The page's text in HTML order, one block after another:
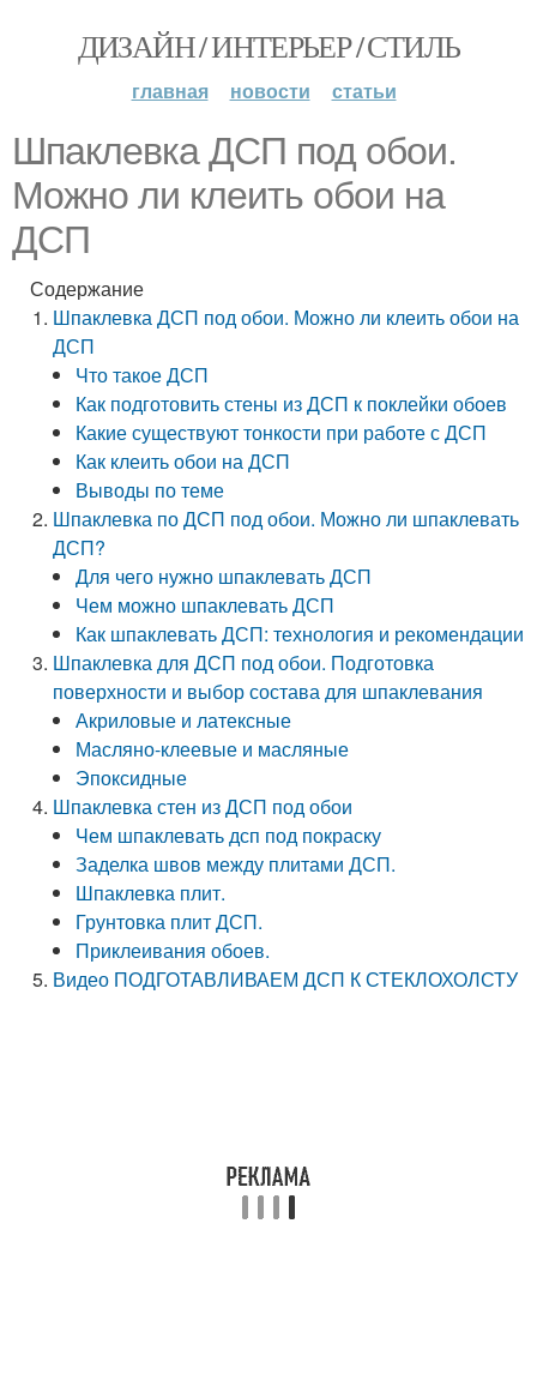
ДИЗАЙН / ИНТЕРЬЕР / СТИЛЬ
главная новости статьи
Шпаклевка ДСП под обои.
Можно ли клеить обои на
ДСП
Содержание
Шпаклевка ДСП под обои. Можно ли клеить обои на
ДСП
Что такое ДСП
Как подготовить стены из ДСП к поклейки обоев
Какие существуют тонкости при работе с ДСП
Как клеить обои на ДСП
Выводы по теме
Шпаклевка по ДСП под обои. Можно ли шпаклевать
ДСП?
Для чего нужно шпаклевать ДСП
Чем можно шпаклевать ДСП
Как шпаклевать ДСП: технология и рекомендации
Шпаклевка для ДСП под обои. Подготовка
поверхности и выбор состава для шпаклевания
Акриловые и латексные
Масляно-клеевые и масляные
Эпоксидные
Шпаклевка стен из ДСП под обои
Чем шпаклевать дсп под покраску
Заделка швов между плитами ДСП.
Шпаклевка плит.
Грунтовка плит ДСП.
Приклеивания обоев.
Видео ПОДГОТАВЛИВАЕМ ДСП К СТЕКЛОХОЛСТУ